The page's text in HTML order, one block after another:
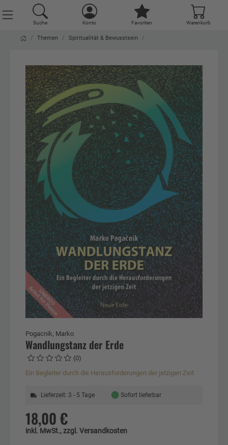
Suche Konto Favoriten Warenkorb
Themen Spiritualität & Bewusstsein
Pogacnik, Marko
Wandlungstanz der Erde
(0)
Ein Begleiter durch die Herausforderungen der jetzigen Zeit
Lieferzeit: 3 - 5 Tage ● Sofort lieferbar
18,00 €
inkl. MwSt., zzgl. Versandkosten